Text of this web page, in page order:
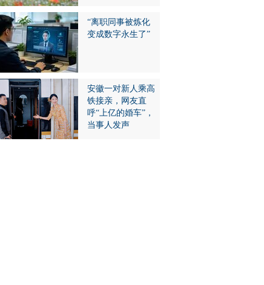
“离职同事被炼化
变成数字永生了”
安徽一对新人乘高
铁接亲，网友直
呼“上亿的婚车”，
当事人发声